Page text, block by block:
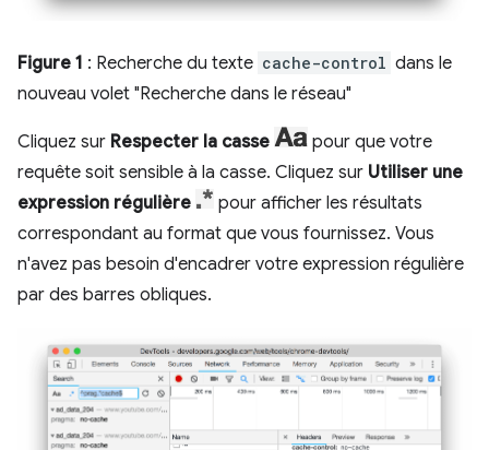
Figure 1 : Recherche du texte cache-control dans le
nouveau volet "Recherche dans le réseau"
Cliquez sur Respecter la casse
pour que votre
requête soit sensible à la casse. Cliquez sur Utiliser une
expression régulière
pour afficher les résultats
correspondant au format que vous fournissez. Vous
n'avez pas besoin d'encadrer votre expression régulière
par des barres obliques.